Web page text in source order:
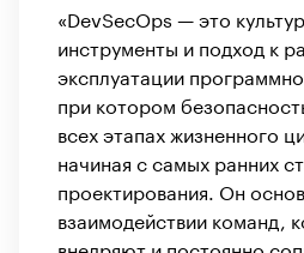
«DevSecOps — это
инструменты и подход к
эксплуатации
при котором
всех этапах жизненного
начиная с самых ранних
проектирования. Он
взаимодействии команд,